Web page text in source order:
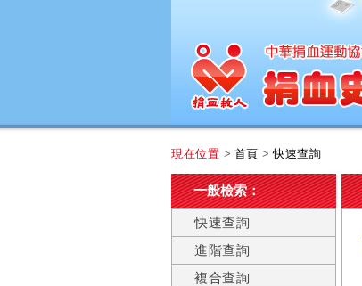
現在位置 > 首頁 >快速查詢
一般檢索：
快速查詢
進階查詢
複合查詢